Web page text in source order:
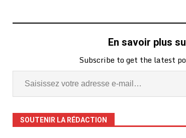
En savoir plus
Subscribe to get the latest
SOUTENIR LA RÉDACTION